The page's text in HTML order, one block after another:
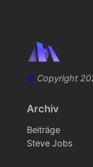
©Copyright
Archiv
Beiträge
Steve Jobs